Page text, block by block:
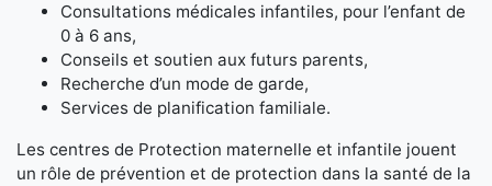
Consultations médicales infantiles, pour l’enfant de
0 à 6 ans,
Conseils et soutien aux futurs parents,
Recherche d’un mode de garde,
Services de planification familiale.
Les centres de Protection maternelle et infantile jouent
un rôle de prévention et de protection dans la santé de la